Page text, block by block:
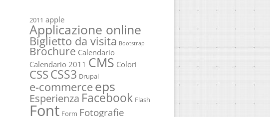
2011 apple
Applicazione online
Biglietto da visita Bootstrap
Brochure Calendario
Calendario 2011 CMS Colori
CSSCSS3 Drupal
e-commerceeps
Esperienza Facebook Flash
Font Form Fotografie